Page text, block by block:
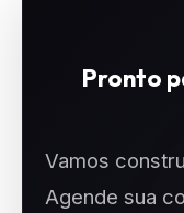
Pronto
Vamos
Agende sua